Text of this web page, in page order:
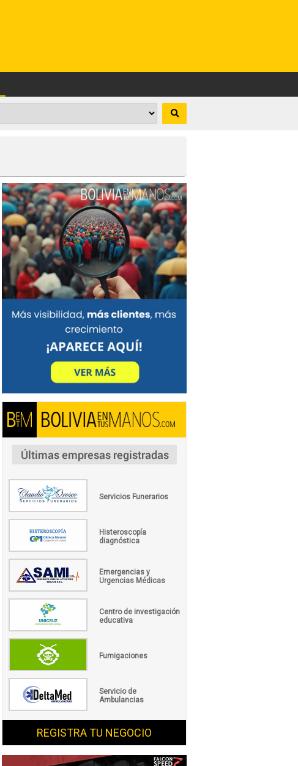
Servicios Funerarios
Histeroscopía
diagnóstica
Emergencias y
Urgencias Médicas
Centro de investigación
educativa
Fumigaciones
Servicio de
Ambulancias
REGISTRA TU NEGOCIO